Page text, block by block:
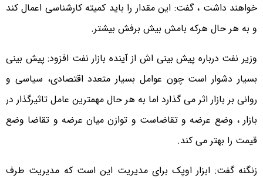
خواهند داشت ، گفت: این مقدار را باید کمیته کارشناسی اعمال کند
و به هر حال هرکه بامش بیش برفش بیشتر.
وزیر نفت درباره پیش بینی اش از آینده بازار نفت افزود: پیش بینی
بسیار دشوار است چون عوامل بسیار متعدد اقتصادی، سیاسی و
روانی بر بازار اثر می گذارد اما به هر حال مهمترین عامل تاثیرگذار در
بازار ، وضع عرضه و تقاضاست و توازن میان عرضه و تقاضا وضع
قیمت را بهتر می کند.
زنگنه گفت: ابزار اوپک برای مدیریت این است که مدیریت طرف